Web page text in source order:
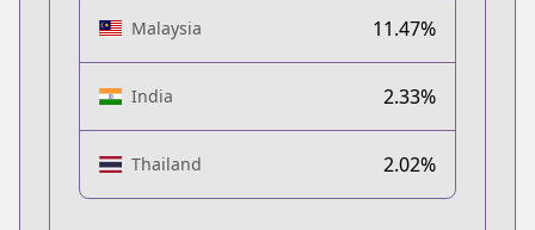
Malaysia 11.47%
India 2.33%
Thailand 2.02%